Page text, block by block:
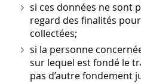
si ces données ne sont
regard des finalités
collectées;
si la personne
sur lequel est fondé le
pas d’autre fondement